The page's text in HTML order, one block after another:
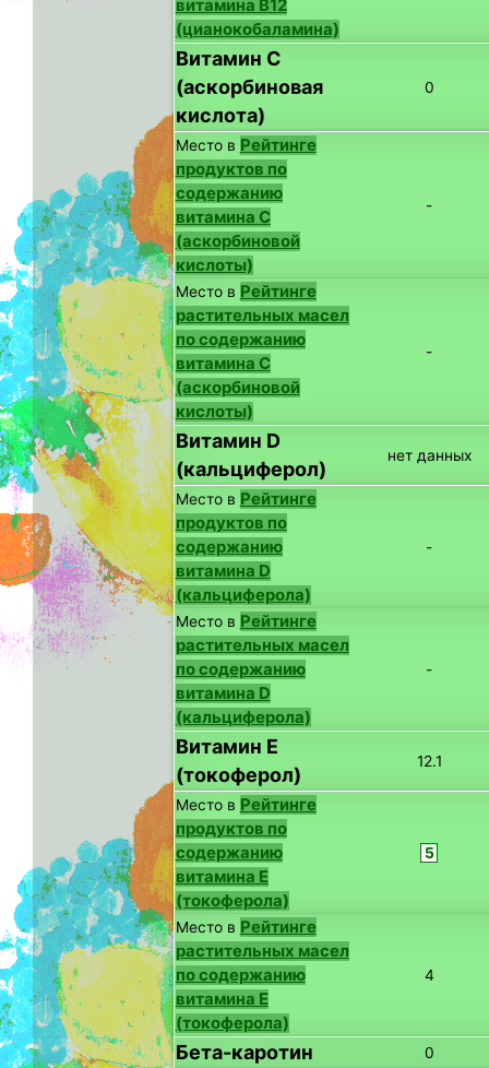
витамина B12
(цианокобаламина)
Витамин C
(аскорбиновая
кислота)
0
Место в Рейтинге
продуктов по
содержанию
витамина C
(аскорбиновой
кислоты)
-
Место в Рейтинге
растительных масел
по содержанию
витамина C
(аскорбиновой
кислоты)
-
Витамин D
(кальциферол)
нет данных
Место в Рейтинге
продуктов по
содержанию
витамина D
(кальциферола)
-
Место в Рейтинге
растительных масел
по содержанию
витамина D
(кальциферола)
-
Витамин E
(токоферол)
12.1
Место в Рейтинге
продуктов по
содержанию
витамина E
(токоферола)
5
Место в Рейтинге
растительных масел
по содержанию
витамина E
(токоферола)
4
Бета-каротин 0